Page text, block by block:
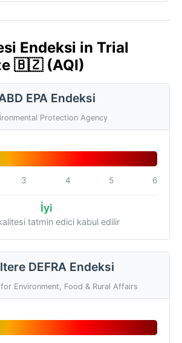
Endeksi in Trial
🇧🇿 (AQI)
EPA Endeksi
Protection Agency
3 4 5 6
İyi
tatmin edici kabul edilir
DEFRA Endeksi
Environment, Food & Rural Affairs